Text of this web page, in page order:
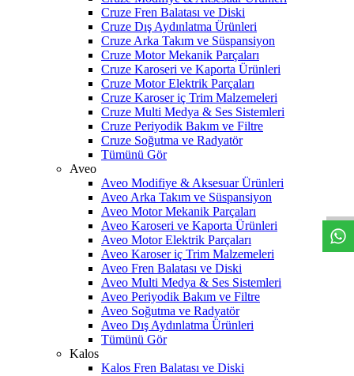
Cruze Fren Balatası ve Diski
Cruze Dış Aydınlatma Ürünleri
Cruze Arka Takım ve Süspansiyon
Cruze Motor Mekanik Parçaları
Cruze Karoseri ve Kaporta Ürünleri
Cruze Motor Elektrik Parçaları
Cruze Karoser iç Trim Malzemeleri
Cruze Multi Medya & Ses Sistemleri
Cruze Periyodik Bakım ve Filtre
Cruze Soğutma ve Radyatör
Tümünü Gör
Aveo
Aveo Modifiye & Aksesuar Ürünleri
Aveo Arka Takım ve Süspansiyon
Aveo Motor Mekanik Parçaları
Aveo Karoseri ve Kaporta Ürünleri
Aveo Motor Elektrik Parçaları
Aveo Karoser iç Trim Malzemeleri
Aveo Fren Balatası ve Diski
Aveo Multi Medya & Ses Sistemleri
Aveo Periyodik Bakım ve Filtre
Aveo Soğutma ve Radyatör
Aveo Dış Aydınlatma Ürünleri
Tümünü Gör
Kalos
Kalos Fren Balatası ve Diski